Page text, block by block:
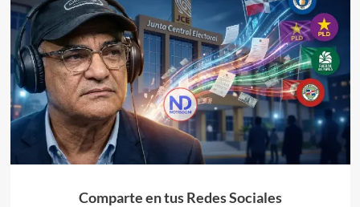
Comparte en tus Redes Sociales